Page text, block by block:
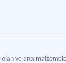
olan ve ana